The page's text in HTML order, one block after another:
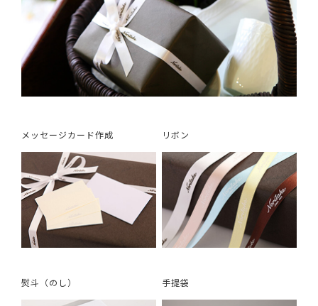
メッセージカード作成 リボン
熨斗（のし） 手提袋